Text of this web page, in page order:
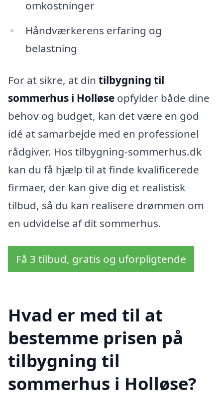
omkostninger
Håndværkerens erfaring og
belastning
For at sikre, at din tilbygning til
sommerhus i Holløse opfylder både dine
behov og budget, kan det være en god
idé at samarbejde med en professionel
rådgiver. Hos tilbygning-sommerhus.dk
kan du få hjælp til at finde kvalificerede
firmaer, der kan give dig et realistisk
tilbud, så du kan realisere drømmen om
en udvidelse af dit sommerhus.
Få 3 tilbud, gratis og uforpligtende
Hvad er med til at
bestemme prisen på
tilbygning til
sommerhus i Holløse?